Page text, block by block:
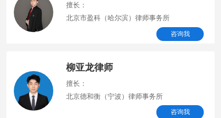
擅长：
北京市盈科（哈尔滨）律师事务所
咨询我
柳亚龙律师
擅长：
北京德和衡（宁波）律师事务所
咨询我